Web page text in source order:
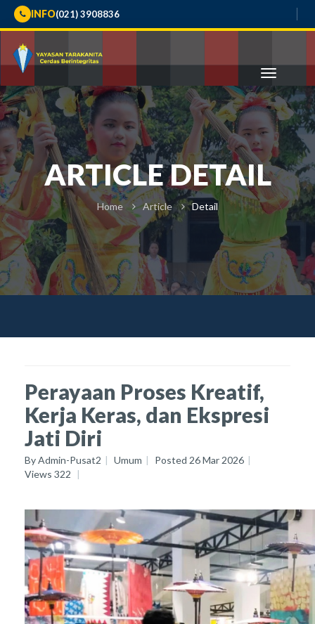
INFO(021) 3908836
ARTICLE DETAIL
Home Article Detail
Perayaan Proses Kreatif,
Kerja Keras, dan Ekspresi
Jati Diri
ByAdmin-Pusat2 Umum Posted 26 Mar 2026
Views 322